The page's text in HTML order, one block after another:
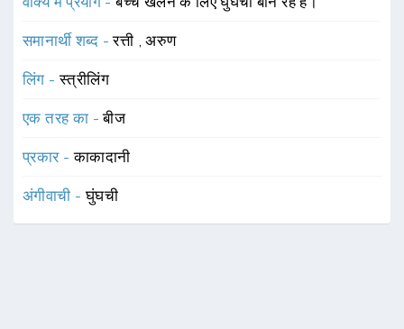
समानार्थी शब्द -रत्ती ,अरुण
लिंग -स्त्रीलिंग
एक तरह का -बीज
प्रकार -काकादानी
अंगीवाची -घुंघची